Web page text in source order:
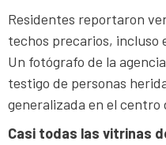
Residentes reportaron
techos precarios, incluso
Un fotógrafo de la
testigo de personas
generalizada en el centro
Casi todas las vitrinas